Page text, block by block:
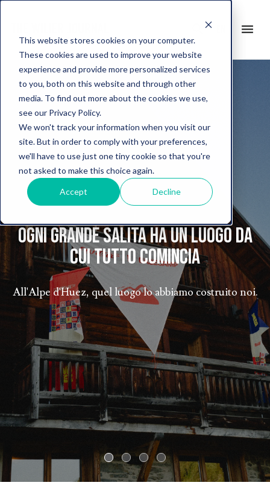
This website stores cookies on your computer.
These cookies are used to improve your website
experience and provide more personalized services
to you, both on this website and through other
media. To find out more about the cookies we use,
see our Privacy Policy.
We won't track your information when you visit our
site. But in order to comply with your preferences,
we'll have to use just one tiny cookie so that you're
not asked to make this choice again.
Accept Decline
menu
search
Ogni grande salita ha un luogo da
cui tutto comincia
All'Alpe d'Huez, quel luogo lo abbiamo costruito noi.